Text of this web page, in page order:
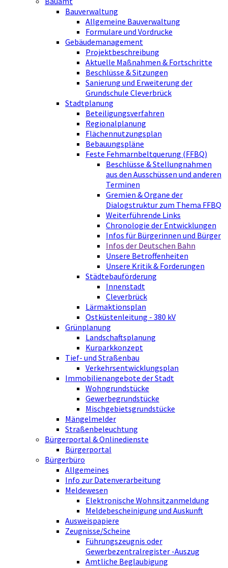
Bauverwaltung
Allgemeine Bauverwaltung
Formulare und Vordrucke
Gebäudemanagement
Projektbeschreibung
Aktuelle Maßnahmen & Fortschritte
Beschlüsse & Sitzungen
Sanierung und Erweiterung der
Grundschule Cleverbrück
Stadtplanung
Beteiligungsverfahren
Regionalplanung
Flächennutzungsplan
Bebauungspläne
Feste Fehmarnbeltquerung (FFBQ)
Beschlüsse & Stellungnahmen
aus den Ausschüssen und anderen
Terminen
Gremien & Organe der
Dialogstruktur zum Thema FFBQ
Weiterführende Links
Chronologie der Entwicklungen
Infos für Bürgerinnen und Bürger
Infos der Deutschen Bahn
Unsere Betroffenheiten
Unsere Kritik & Forderungen
Städtebauförderung
Innenstadt
Cleverbrück
Lärmaktionsplan
Ostküstenleitung - 380 kV
Grünplanung
Landschaftsplanung
Kurparkkonzept
Tief- und Straßenbau
Verkehrsentwicklungsplan
Immobilienangebote der Stadt
Wohngrundstücke
Gewerbegrundstücke
Mischgebietsgrundstücke
Mängelmelder
Straßenbeleuchtung
Bürgerportal & Onlinedienste
Bürgerportal
Bürgerbüro
Allgemeines
Info zur Datenverarbeitung
Meldewesen
Elektronische Wohnsitzanmeldung
Meldebescheinigung und Auskunft
Ausweispapiere
Zeugnisse/Scheine
Führungszeugnis oder
Gewerbezentralregister -Auszug
Amtliche Beglaubigung